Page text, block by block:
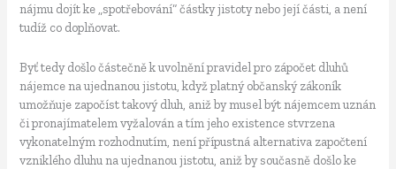
nájmu dojít ke „spotřebování“ částky jistoty nebo její části, a není
tudíž co doplňovat.
Byť tedy došlo částečně k uvolnění pravidel pro zápočet dluhů
nájemce na ujednanou jistotu, když platný občanský zákoník
umožňuje započíst takový dluh, aniž by musel být nájemcem uznán
či pronajímatelem vyžalován a tím jeho existence stvrzena
vykonatelným rozhodnutím, není přípustná alternativa započtení
vzniklého dluhu na ujednanou jistotu, aniž by současně došlo ke